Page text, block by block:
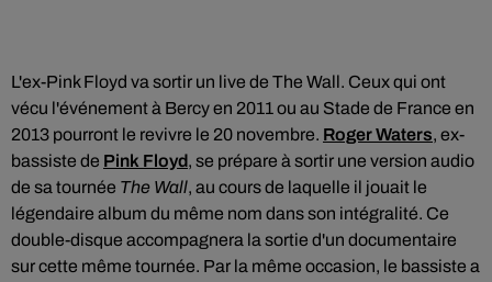
L'ex-Pink Floyd va sortir un live de The Wall. Ceux qui ont
vécu l'événement à Bercy en 2011 ou au Stade de France en
2013 pourront le revivre le 20 novembre. Roger Waters, ex-
bassiste de Pink Floyd, se prépare à sortir une version audio
de sa tournée The Wall, au cours de laquelle il jouait le
légendaire album du même nom dans son intégralité. Ce
double-disque accompagnera la sortie d'un documentaire
sur cette même tournée. Par la même occasion, le bassiste a